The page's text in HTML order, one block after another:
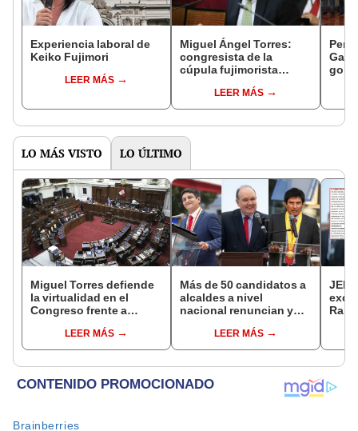
Experiencia laboral de
Keiko Fujimori
LEER MÁS
Miguel Ángel Torres:
congresista de la
cúpula fujimorista
del SenadoLEER MÁS
LO MÁS VISTO LO ÚLTIMO
Miguel Torres defiende
la virtualidad en el
Congreso frente a
plantea la
presencialidad
LEER MÁS
Más de 50 candidatos a
alcaldes a nivel
nacional renuncian y
encubiertaLEER MÁS
JEE